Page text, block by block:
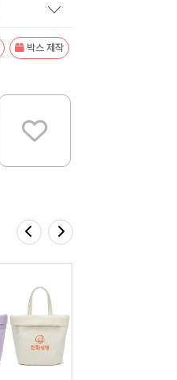
박스 제작